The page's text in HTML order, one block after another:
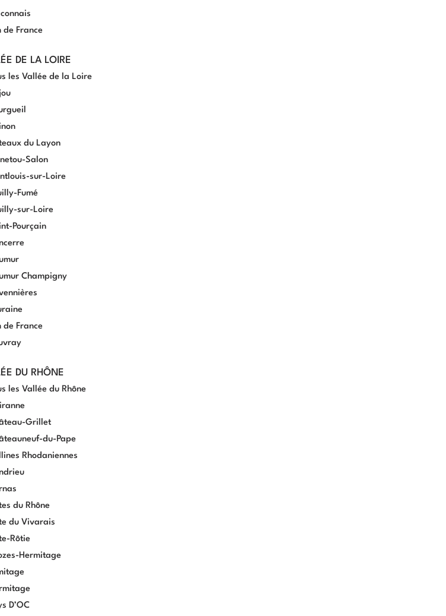
de France
DE LA LOIRE
les Vallée de la Loire
du Layon
Salon
sur-Loire
Fumé
sur-Loire
Pourçain
Champigny
de France
DU RHÔNE
les Vallée du Rhône
Grillet
du-Pape
Rhodaniennes
du Rhône
du Vivarais
Rôtie
Hermitage
D’OC